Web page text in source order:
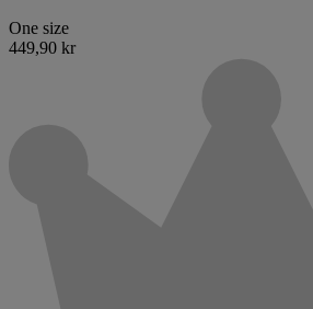
One size
449,90 kr